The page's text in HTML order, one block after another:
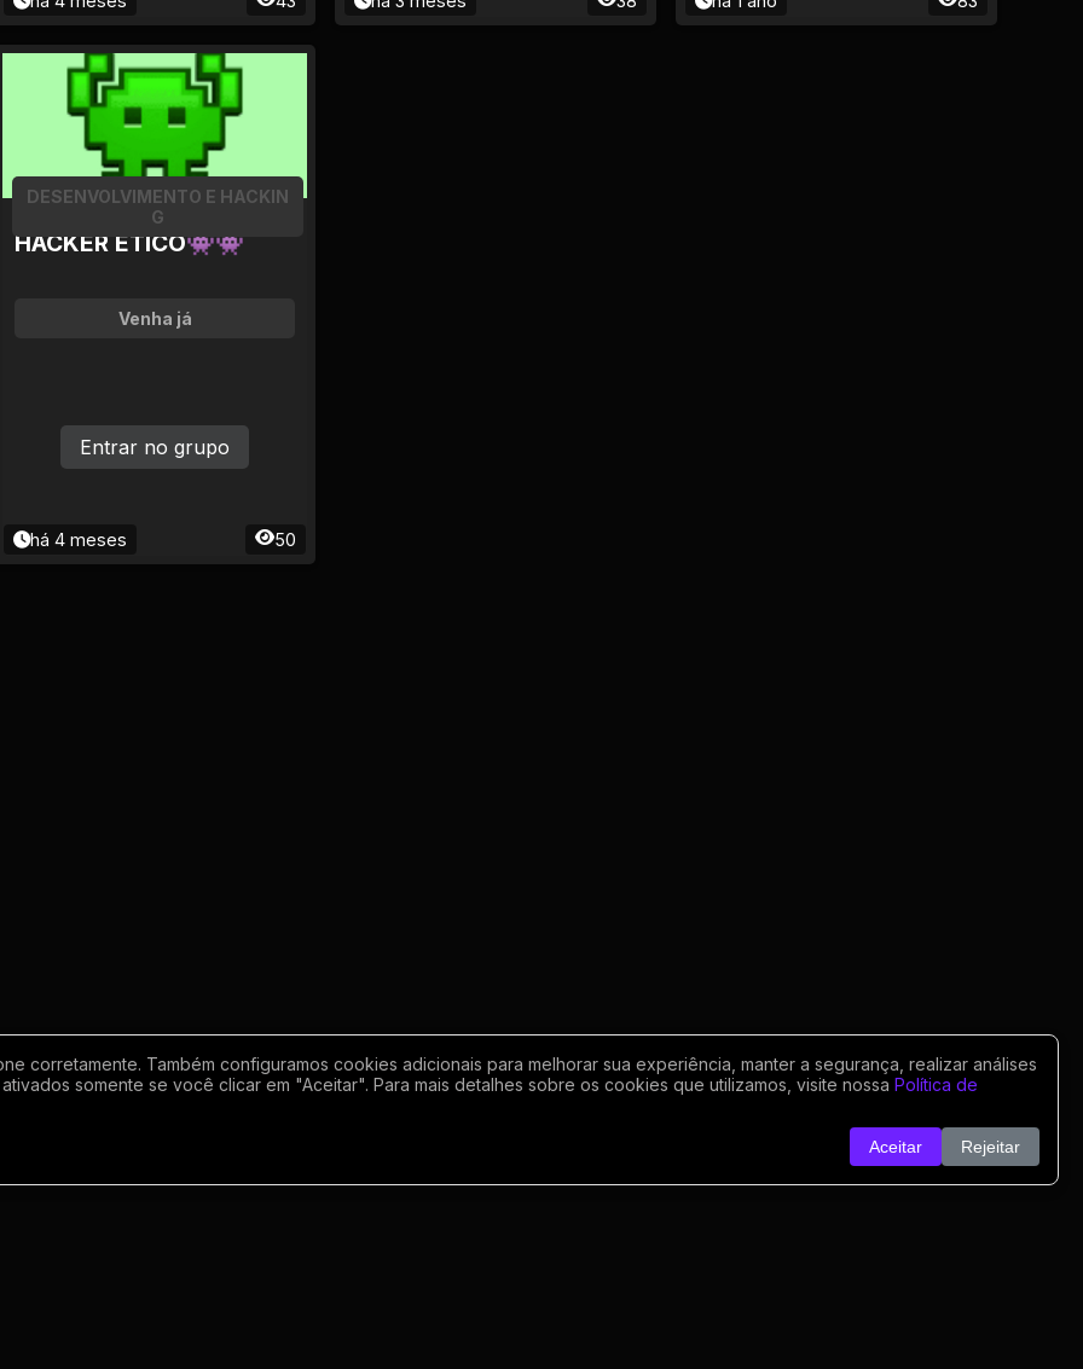
HACKER ETICO👾👾
DESENVOLVIMENTO E HACKIN
G
Venha já
há 4 meses 50
Entrar no grupo
corretamente. Também configuramos cookies adicionais para melhorar sua experiência, manter a segurança, realizar análises
somente se você clicar em "Aceitar". Para mais detalhes sobre os cookies que utilizamos, visite nossa Política de
Aceitar Rejeitar